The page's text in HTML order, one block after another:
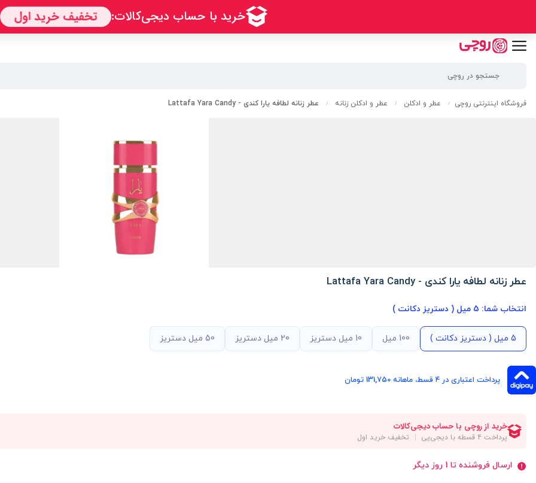
فروشگاه اینترنتی روچی / عطر و ادکلن / عطر و ادکلن زنانه / عطر زنانه لطافه یارا کندی - Lattafa Yara Candy
عطر زنانه لطافه یارا کندی - Lattafa Yara Candy
انتخاب شما: 5 میل ( دستریز دکانت )
5 میل ( دستریز دکانت ) 100 میل 10 میل دستریز 20 میل دستریز 50 میل دستریز
پرداخت اعتباری در ۴ قسط، ماهانه 131,750 تومان
ارسال فروشنده تا 1 روز دیگر